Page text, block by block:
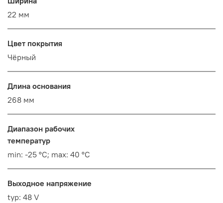
22 мм
Цвет покрытия
Чёрный
Длина основания
268 мм
Диапазон рабочих
температур
min: -25 °C; max: 40 °C
Выходное напряжение
typ: 48 V